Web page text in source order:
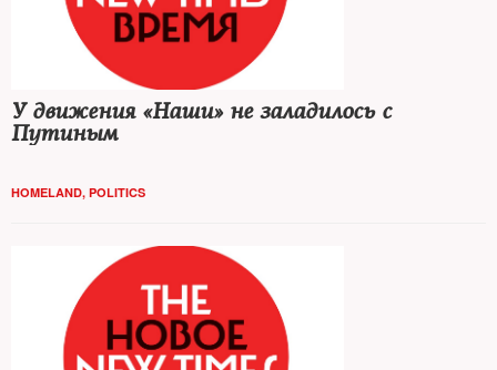
У движения «Наши» не заладилось с
Путиным
HOMELAND, POLITICS